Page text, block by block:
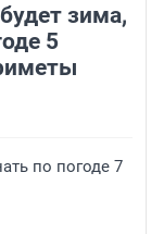
зима,
5
по погоде 7